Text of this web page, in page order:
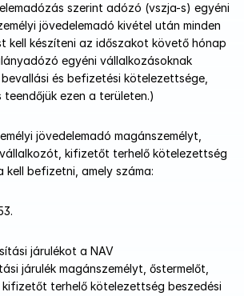
szerint adózó (vszja-s) egyéni
jövedelemadó kivétel után minden
kell készíteni az időszakot követő hónap
egyéni vállalkozásoknak
és befizetési kötelezettsége,
teendőjük ezen a területen.)
jövedelemadó magánszemélyt,
kifizetőt terhelő kötelezettség
kell befizetni, amely száma:
járulékot a NAV
járulék magánszemélyt, őstermelőt,
terhelő kötelezettség beszedési